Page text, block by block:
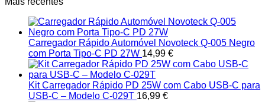
Carregador Rápido Automóvel Novoteck Q-005 Negro
com Porta Tipo-C PD 27W 14,99 €
Kit Carregador Rápido PD 25W com Cabo USB-C para
USB-C – Modelo C-029T 16,99 €